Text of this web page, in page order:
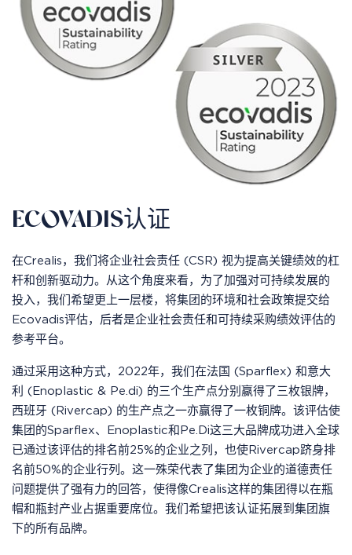
ECOVADIS认证
在Crealis，我们将企业社会责任 (CSR) 视为提高关键绩效的杠
杆和创新驱动力。从这个角度来看，为了加强对可持续发展的
投入，我们希望更上一层楼，将集团的环境和社会政策提交给
Ecovadis评估，后者是企业社会责任和可持续采购绩效评估的
参考平台。
通过采用这种方式，2022年，我们在法国 (Sparflex) 和意大
利 (Enoplastic & Pe.di) 的三个生产点分别赢得了三枚银牌，
西班牙 (Rivercap) 的生产点之一亦赢得了一枚铜牌。该评估使
集团的Sparflex、Enoplastic和Pe.Di这三大品牌成功进入全球
已通过该评估的排名前25%的企业之列，也使Rivercap跻身排
名前50%的企业行列。这一殊荣代表了集团为企业的道德责任
问题提供了强有力的回答，使得像Crealis这样的集团得以在瓶
帽和瓶封产业占据重要席位。我们希望把该认证拓展到集团旗
下的所有品牌。